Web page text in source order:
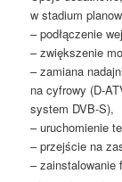
w stadium
– podłączenie
– zwiększenie
– zamiana
na cyfrowy (D-
system DVB-S),
– uruchomienie
– przejście na
– zainstalowanie